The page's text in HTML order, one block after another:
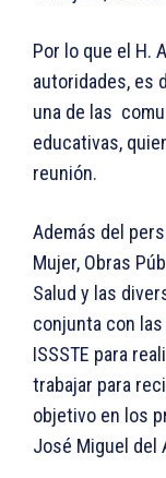
Por lo que el H.
autoridades, es
una de las
educativas,
reunión.
Además del
Mujer, Obras
Salud y las
conjunta con
ISSSTE para
trabajar para
objetivo en los
José Miguel del